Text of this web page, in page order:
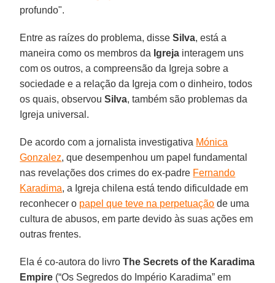
profundo".
Entre as raízes do problema, disseSilva, está a
maneira como os membros da Igreja interagem uns
com os outros, a compreensão da Igreja sobre a
sociedade e a relação da Igreja com o dinheiro, todos
os quais, observouSilva, também são problemas da
Igreja universal.
De acordo com a jornalista investigativa Mónica
Gonzalez, que desempenhou um papel fundamental
nas revelações dos crimes do ex-padre Fernando
Karadima, a Igreja chilena está tendo dificuldade em
reconhecer o papel que teve na perpetuação de uma
cultura de abusos, em parte devido às suas ações em
outras frentes.
Ela é co-autora do livroThe Secrets of the Karadima
Empire (“Os Segredos do Império Karadima” em